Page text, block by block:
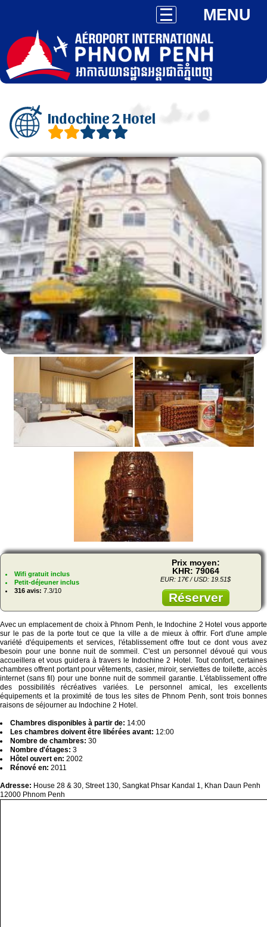
MENU
Indochine 2 Hotel
Wifi gratuit inclus
Petit-déjeuner inclus
316 avis: 7.3/10
Prix moyen:
KHR: 79064
EUR: 17€ / USD: 19.51$
Réserver
Avec un emplacement de choix à Phnom Penh, le Indochine 2 Hotel vous apporte
sur le pas de la porte tout ce que la ville a de mieux à offrir. Fort d'une ample
variété d'équipements et services, l'établissement offre tout ce dont vous avez
besoin pour une bonne nuit de sommeil. C'est un personnel dévoué qui vous
accueillera et vous guidera à travers le Indochine 2 Hotel. Tout confort, certaines
chambres offrent portant pour vêtements, casier, miroir, serviettes de toilette, accès
internet (sans fil) pour une bonne nuit de sommeil garantie. L'établissement offre
des possibilités récréatives variées. Le personnel amical, les excellents
équipements et la proximité de tous les sites de Phnom Penh, sont trois bonnes
raisons de séjourner au Indochine 2 Hotel.
Chambres disponibles à partir de: 14:00
Les chambres doivent être libérées avant: 12:00
Nombre de chambres: 30
Nombre d'étages: 3
Hôtel ouvert en: 2002
Rénové en: 2011
Adresse: House 28 & 30, Street 130, Sangkat Phsar Kandal 1, Khan Daun Penh
12000 Phnom Penh